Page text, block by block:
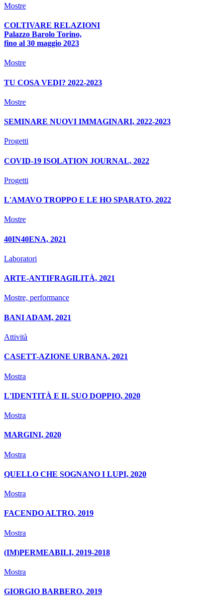
Mostre
COLTIVARE RELAZIONI
Palazzo Barolo Torino,
fino al 30 maggio 2023
Mostre
TU COSA VEDI? 2022-2023
Mostre
SEMINARE NUOVI IMMAGINARI, 2022-2023
Progetti
COVID-19 ISOLATION JOURNAL, 2022
Progetti
L'AMAVO TROPPO E LE HO SPARATO, 2022
Mostre
40IN40ENA, 2021
Laboratori
ARTE-ANTIFRAGILITÀ, 2021
Mostre, performance
BANI ADAM, 2021
Attività
CASETT-AZIONE URBANA, 2021
Mostra
L'IDENTITÀ E IL SUO DOPPIO, 2020
Mostra
MARGINI, 2020
Mostra
QUELLO CHE SOGNANO I LUPI, 2020
Mostra
FACENDO ALTRO, 2019
Mostra
(IM)PERMEABILI, 2019-2018
Mostra
GIORGIO BARBERO, 2019